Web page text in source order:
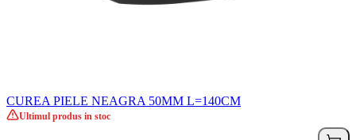
CUREA PIELE NEAGRA 50MM L=140CM
Ultimul produs in stoc